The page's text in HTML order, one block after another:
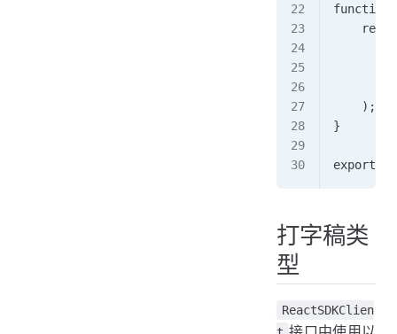
    );
}
export
打字稿类
型
ReactSDKClien